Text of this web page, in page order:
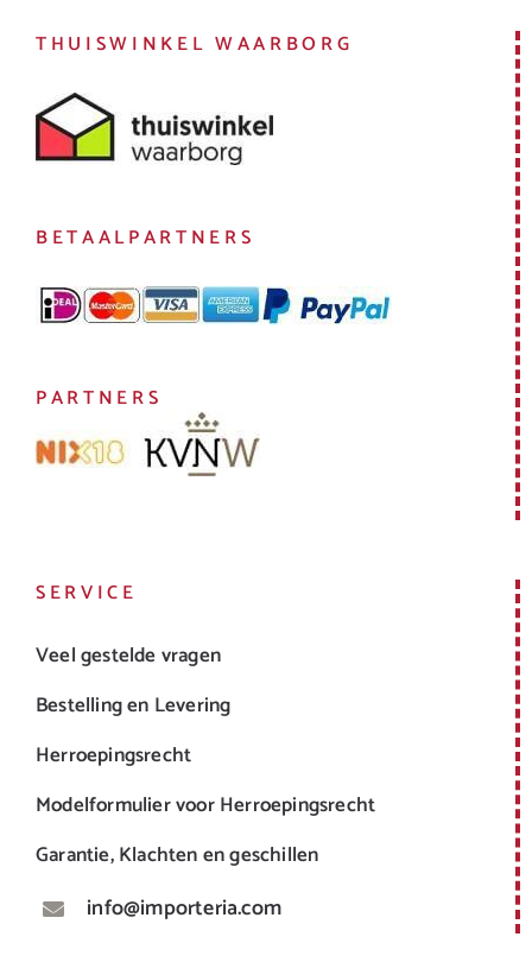
THUISWINKEL WAARBORG
BETAALPARTNERS
PARTNERS
SERVICE
Veel gestelde vragen
Bestelling en Levering
Herroepingsrecht
Modelformulier voor Herroepingsrecht
Garantie, Klachten en geschillen
info@importeria.com